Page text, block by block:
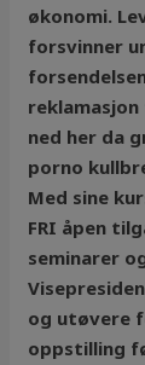
økonomi.
forsvinner
ned her da
porno
Med sine
FRI åpen
seminarer
og utøvere
oppstilling